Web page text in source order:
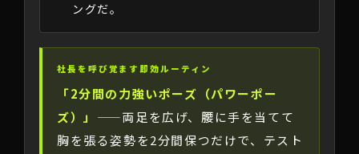
ングだ。
社長を呼び覚ます即効ルーティン
「2分間の力強いポーズ（パワーポー
ズ）」 ——両足を広げ、腰に手を当てて
胸を張る姿勢を2分間保つだけで、テスト